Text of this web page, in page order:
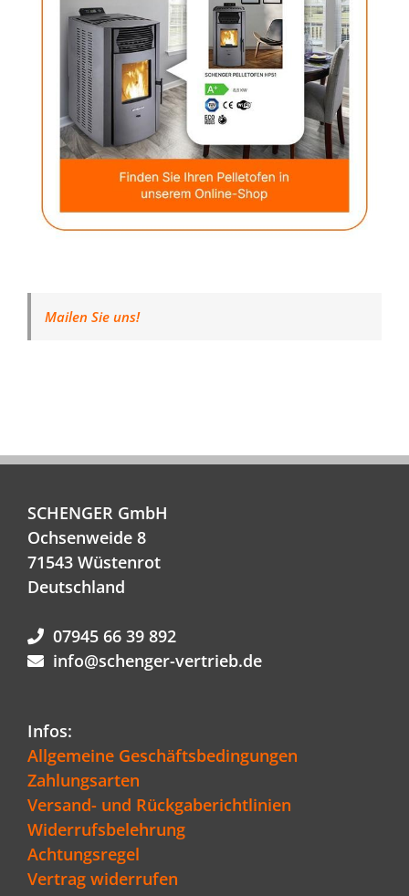
Mailen Sie uns!
SCHENGER GmbH
Ochsenweide 8
71543 Wüstenrot
Deutschland
07945 66 39 892
info@schenger-vertrieb.de
Infos:
Allgemeine Geschäftsbedingungen
Zahlungsarten
Versand- und Rückgaberichtlinien
Widerrufsbelehrung
Achtungsregel
Vertrag widerrufen